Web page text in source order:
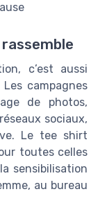
c’est aussi
campagnes
de photos,
sociaux,
Le tee shirt
toutes celles
sensibilisation
au bureau